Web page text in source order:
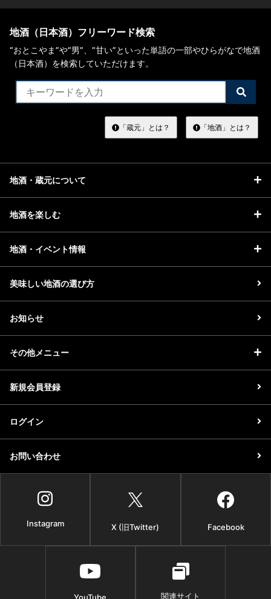
地酒（日本酒）フリーワード検索
“おとこやま”や“男”、”甘い”といった単語の一部やひらがなで地酒
（日本酒）を検索していただけます。
検
索
す
る
「蔵元」とは？ 「地酒」とは？
地酒・蔵元について
地酒を楽しむ
地酒・イベント情報
美味しい地酒の選び方
お知らせ
その他メニュー
新規会員登録
ログイン
お問い合わせ
Instagram X (旧Twitter) Facebook
関連サイト